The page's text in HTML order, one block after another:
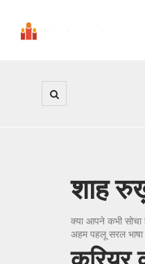
शाह
क्या आपने कभी
अहम पहलू सरल भाषा